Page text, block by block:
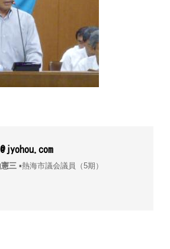
三▪︎熱海市議会議員（5期）